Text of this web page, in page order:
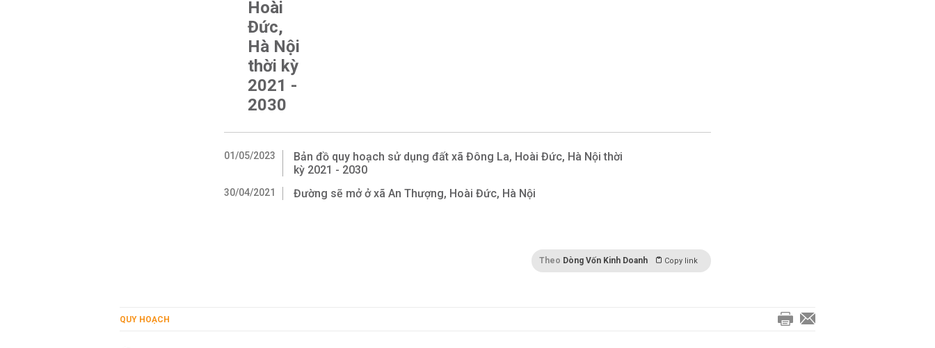
Hoài
Đức,
Hà Nội
thời kỳ
2021 -
2030
01/05/2023
Bản đồ quy hoạch sử dụng đất xã Đông La, Hoài Đức, Hà Nội thời
kỳ 2021 - 2030
30/04/2021 Đường sẽ mở ở xã An Thượng, Hoài Đức, Hà Nội
Theo Dòng Vốn Kinh Doanh Copy link
QUY HOẠCH